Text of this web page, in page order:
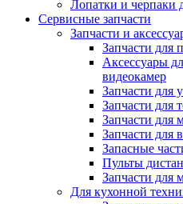
Лопатки и черпаки
Сервисные запчасти
Запчасти и
Запчасти для
Аксессуары
видеокамер
Запчасти для
Запчасти для
Запчасти для
Запчасти для
Запасные
Пульты
Запчасти для
Для кухонной